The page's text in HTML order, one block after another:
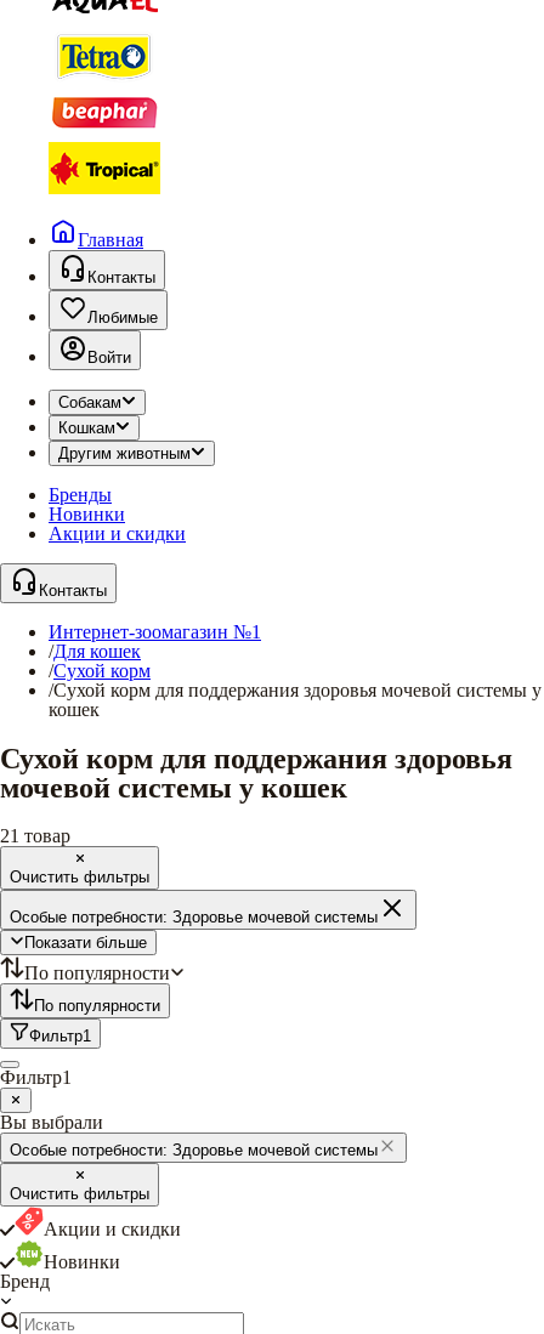
Главная
Контакты
Любимые
Войти
Собакам
Кошкам
Другим животным
Бренды
Новинки
Акции и скидки
Контакты
Интернет-зоомагазин №1
/Для кошек
/Сухой корм
/Сухой корм для поддержания здоровья мочевой системы у
кошек
Сухой корм для поддержания здоровья
мочевой системы у кошек
21 товар
Очистить фильтры
Особые потребности: Здоровье мочевой системы
Показати більше
По популярности
По популярности
Фильтр1
Фильтр1
Вы выбрали
Особые потребности: Здоровье мочевой системы
Очистить фильтры
Акции и скидки
Новинки
Бренд